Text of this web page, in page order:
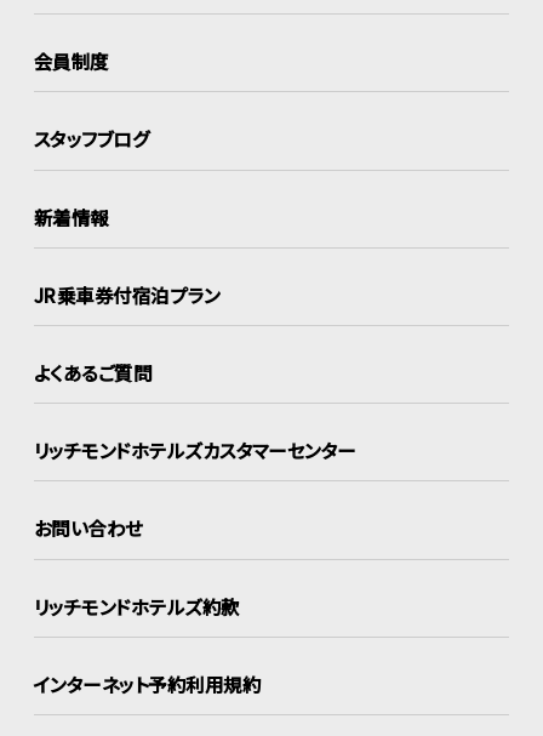
会員制度
スタッフブログ
新着情報
JR乗車券付宿泊プラン
よくあるご質問
リッチモンドホテルズカスタマーセンター
お問い合わせ
リッチモンドホテルズ約款
インターネット予約利用規約